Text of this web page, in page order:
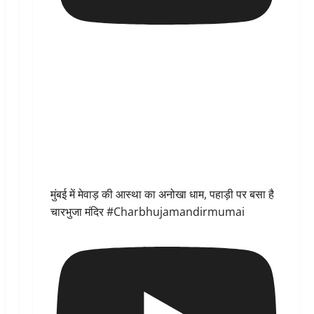
मुंबई में मेवाड़ की आस्था का अनोखा धाम, पहाड़ी पर बसा है
चारभुजा मंदिर #Charbhujamandirmumai